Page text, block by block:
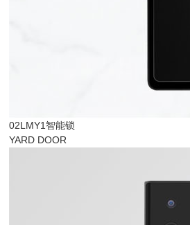
02LMY1智能锁
YARD DOOR